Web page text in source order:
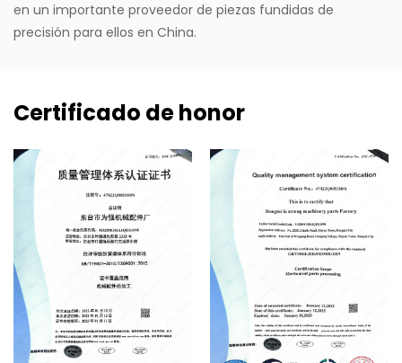
en un importante proveedor de piezas fundidas de
precisión para ellos en China.
Certificado de honor